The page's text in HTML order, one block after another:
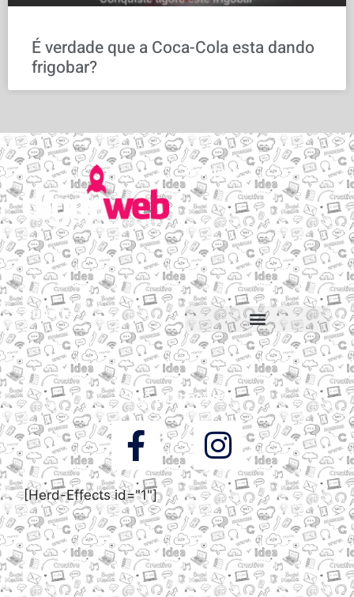
É verdade que a Coca-Cola esta dando
frigobar?
Serviços
Email personalizado
Hospedagem de Sites
Migração de sites e e-mails
Construtor de sites
Suporte
Suporte via Whats
Siga a DigooWeb
[Herd-Effects id="1"]
© Todos os direitos reservados a DigooWeb Gramado, RS |
Servidores em Dallas, TX